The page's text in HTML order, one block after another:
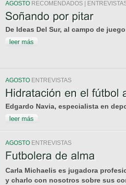
AGOSTO RECOMENDADOS |
De Ideas Del Sur, al campo de
leer más
AGOSTO ENTREVISTAS
Edgardo Navia, especialista en
leer más
AGOSTO ENTREVISTAS
Carla Michaelis es jugadora
y charlo con nosotros sobre sus